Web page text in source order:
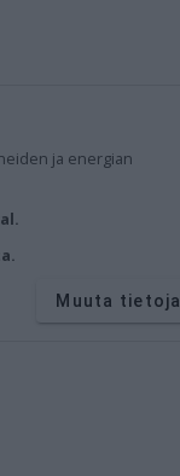
ja energian
Muuta tietoja